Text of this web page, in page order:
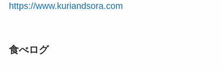
https://www.kuriandsora.com
食べログ